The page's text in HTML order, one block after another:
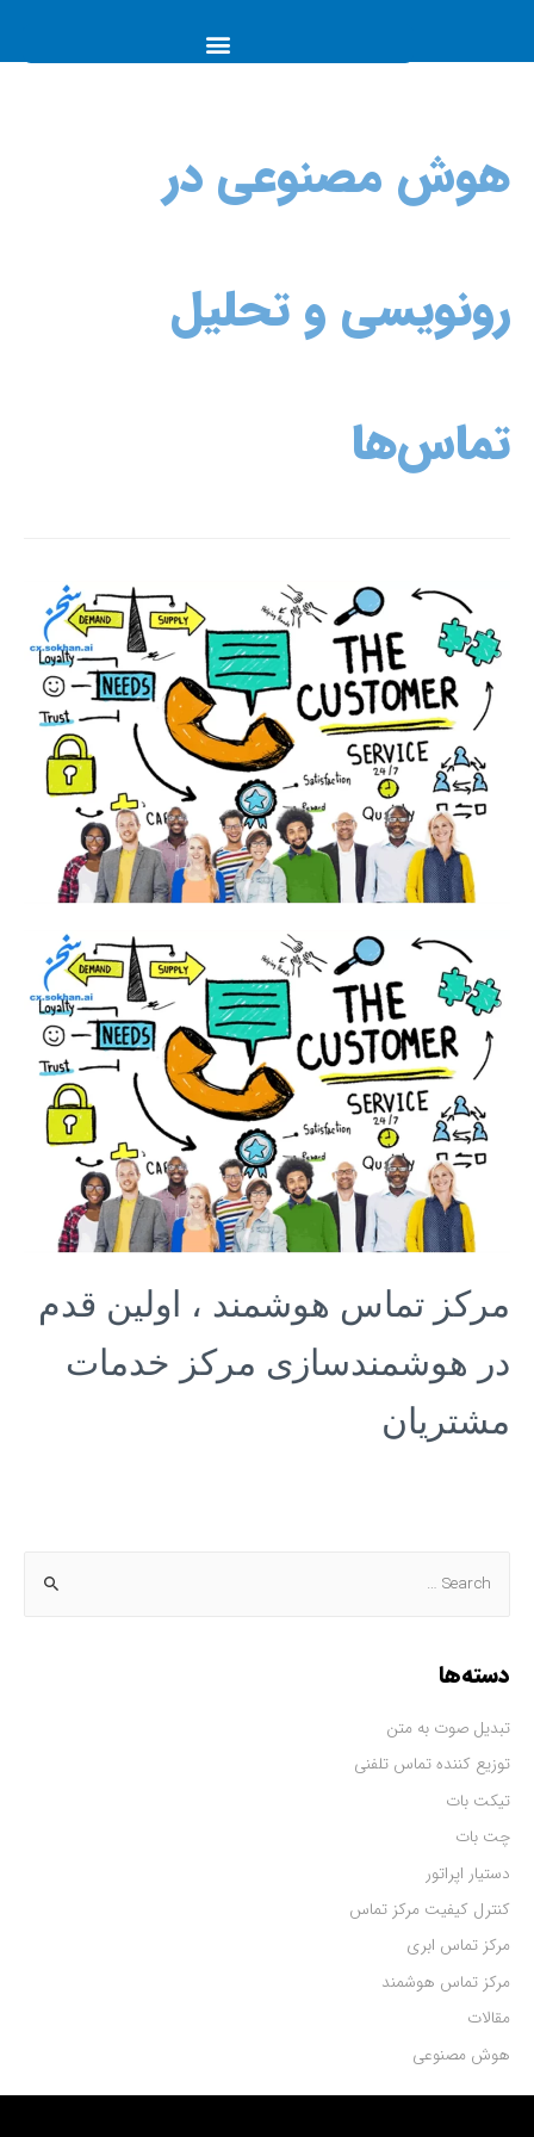
دسته‌ها
تبدیل صوت به متن
توزیع کننده تماس تلفنی
تیکت بات
چت بات
دستیار اپراتور
کنترل کیفیت مرکز تماس
مرکز تماس ابری
مرکز تماس هوشمند
مقالات
هوش مصنوعی
هوش مصنوعی در
رونویسی و تحلیل
تماس‌ها
مرکز تماس هوشمند ، اولین قدم
در هوشمندسازی مرکز خدمات
مشتریان